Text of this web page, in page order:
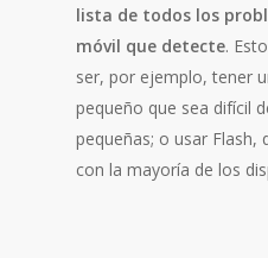
lista de todos los
móvil que detecte.
ser, por ejemplo, tener
pequeño que sea difícil
pequeñas; o usar Flash,
con la mayoría de los